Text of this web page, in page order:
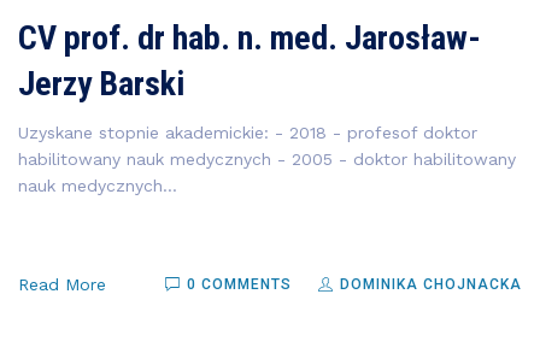
CV prof. dr hab. n. med. Jarosław-
Jerzy Barski
Uzyskane stopnie akademickie: - 2018 - profesof doktor
habilitowany nauk medycznych - 2005 - doktor habilitowany
nauk medycznych...
Read More 0 COMMENTS DOMINIKA CHOJNACKA